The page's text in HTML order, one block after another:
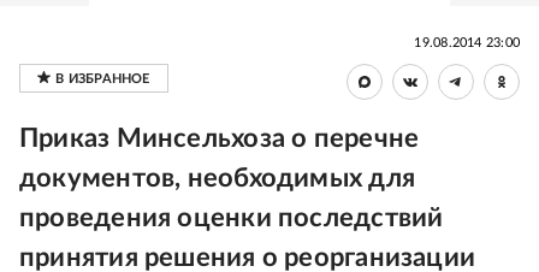
19.08.2014 23:00
Приказ Минсельхоза о перечне
документов, необходимых для
проведения оценки последствий
принятия решения о реорганизации